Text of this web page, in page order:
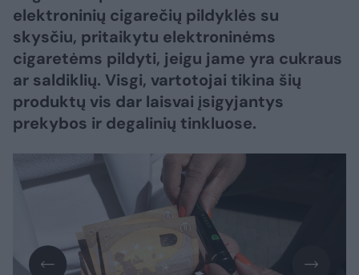
elektroninių cigarečių pildyklės su
skysčiu, pritaikytu elektroninėms
cigaretėms pildyti, jeigu jame yra cukraus
ar saldiklių. Visgi, vartotojai tikina šių
produktų vis dar laisvai įsigyjantys
prekybos ir degalinių tinkluose.